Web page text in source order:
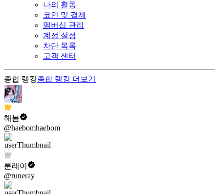
나의 활동
코인 및 결제
멤버십 관리
계정 설정
차단 목록
고객 센터
종합 랭킹종합 랭킹 더보기
해봄
@haebomhaebom
룬레이
@runeray